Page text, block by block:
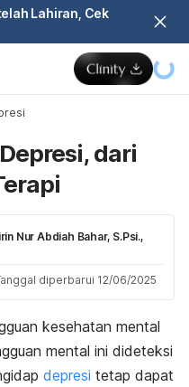
Lahiran, Cek
dari
Nur Abdiah Bahar, S.Psi.,
diperbarui 12/06/2025
kesehatan mental
mental ini dideteksi
depresi tetap dapat